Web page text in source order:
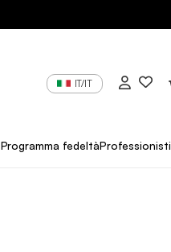
IT/IT
Programma fedeltàProfessionisti